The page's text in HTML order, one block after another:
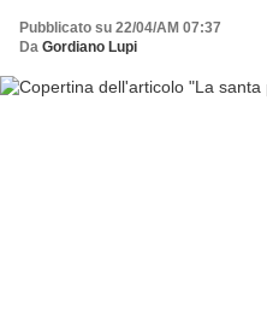
Pubblicato su 22/04/AM 07:37
Da Gordiano Lupi